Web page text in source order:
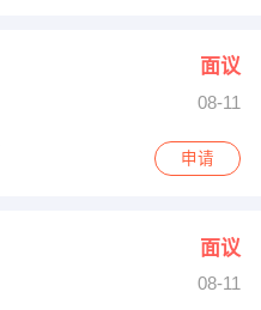
面议
08-11
申请
面议
08-11